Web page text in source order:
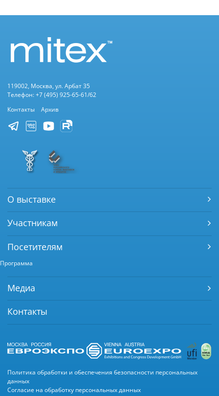
119002, Москва, ул. Арбат 35
Телефон: +7 (495) 925-65-61/62
Контакты
Архив
О выставке
Участникам
Посетителям
Программа
Медиа
Контакты
Политика обработки и обеспечения безопасности персональных
данных
Согласие на обработку персональных данных